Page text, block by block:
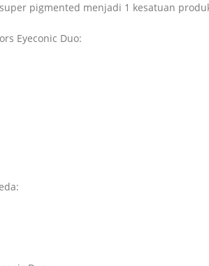
pigmented menjadi 1 kesatuan
Eyeconic Duo: